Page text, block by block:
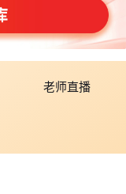
老师直播